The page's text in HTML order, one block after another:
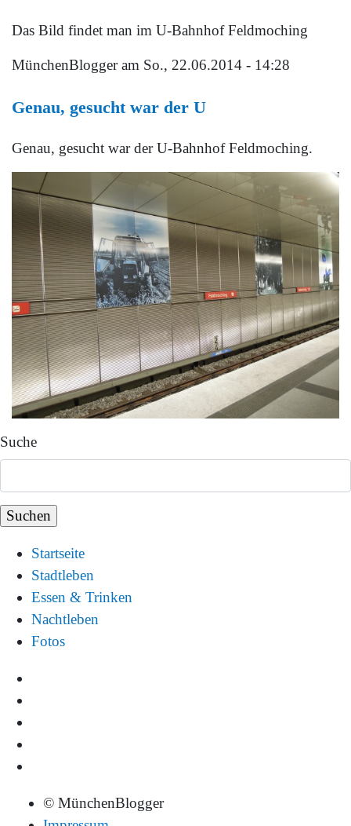
Das Bild findet man im U-Bahnhof Feldmoching
MünchenBloggeram So., 22.06.2014 - 14:28
Genau, gesucht war der U
Genau, gesucht war der U-Bahnhof Feldmoching.
Suche
Startseite
Stadtleben
Essen & Trinken
Nachtleben
Fotos
© MünchenBlogger